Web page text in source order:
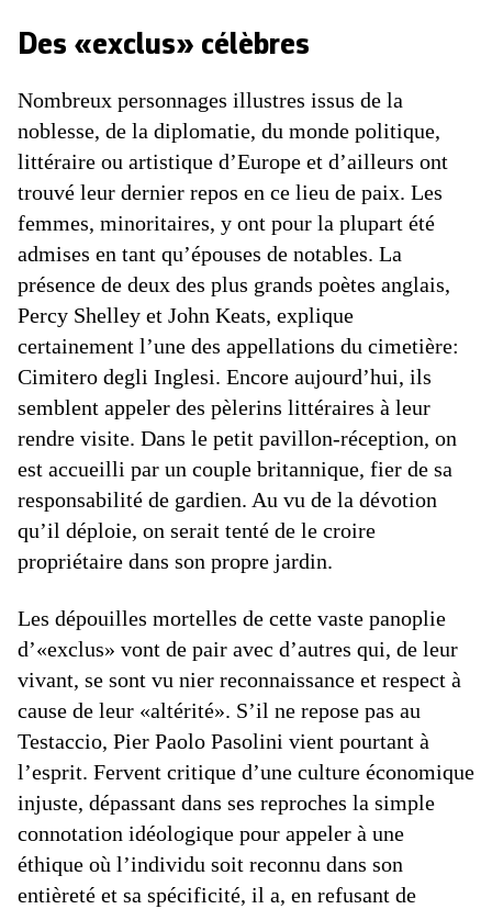
Des «exclus» célèbres
Nombreux personnages illustres issus de la
noblesse, de la diplomatie, du monde politique,
littéraire ou artistique d’Europe et d’ailleurs ont
trouvé leur dernier repos en ce lieu de paix. Les
femmes, minoritaires, y ont pour la plupart été
admises en tant qu’épouses de notables. La
présence de deux des plus grands poètes anglais,
Percy Shelley et John Keats, explique
certainement l’une des appellations du cimetière:
Cimitero degli Inglesi. Encore aujourd’hui, ils
semblent appeler des pèlerins littéraires à leur
rendre visite. Dans le petit pavillon-réception, on
est accueilli par un couple britannique, fier de sa
responsabilité de gardien. Au vu de la dévotion
qu’il déploie, on serait tenté de le croire
propriétaire dans son propre jardin.
Les dépouilles mortelles de cette vaste panoplie
d’«exclus» vont de pair avec d’autres qui, de leur
vivant, se sont vu nier reconnaissance et respect à
cause de leur «altérité». S’il ne repose pas au
Testaccio, Pier Paolo Pasolini vient pourtant à
l’esprit. Fervent critique d’une culture économique
injuste, dépassant dans ses reproches la simple
connotation idéologique pour appeler à une
éthique où l’individu soit reconnu dans son
entièreté et sa spécificité, il a, en refusant de